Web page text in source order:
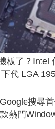
板了？Intel
代 LGA
Google搜尋
款熱門